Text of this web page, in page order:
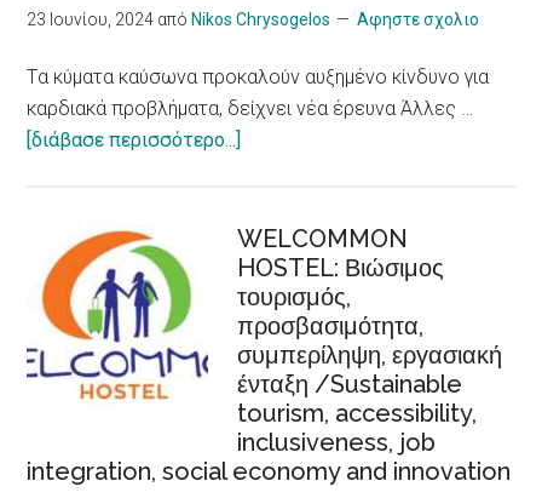
Strategy
23 Ιουνίου, 2024 από Nikos Chrysogelos Αφηστε σχολιο
Tα κύματα καύσωνα προκαλούν αυξημένο κίνδυνο για
καρδιακά προβλήματα, δείχνει νέα έρευνα Άλλες …
[διάβασε περισσότερο...]
καύσωνα
προκαλούν
αυξημένο
κίνδυνο
για
καρδιακά
προβλήματα,
δείχνει
νέα
WELCOMMON
HOSTEL: Βιώσιμος
τουρισμός,
προσβασιμότητα,
συμπερίληψη, εργασιακή
ένταξη /Sustainable
tourism, accessibility,
inclusiveness, job
integration, social economy and innovation